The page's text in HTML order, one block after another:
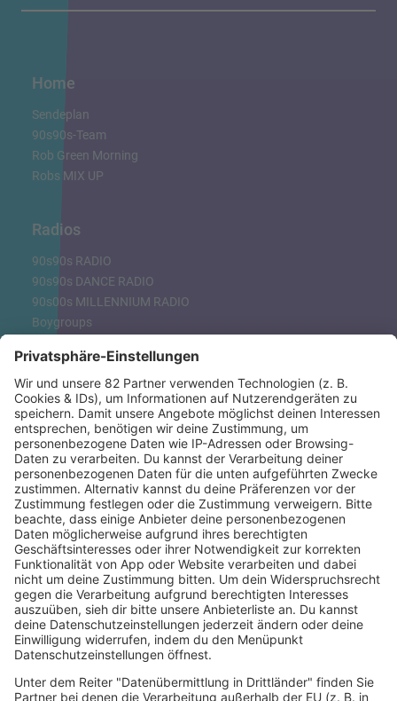
Home
Sendeplan
90s90s-Team
Rob Green Morning
Robs MIX UP
Radios
90s90s RADIO
90s90s DANCE RADIO
90s00s MILLENNIUM RADIO
Boygroups
Clubhits
Dinnerparty
Eurodance
Grunge
Hiphop & Rap
Hiphop deutsch
House
Ibiza
Loveparade
Lovesongs
Mayday
Rave
Reggae
RnB Ballads
Rock
Soul & RnB